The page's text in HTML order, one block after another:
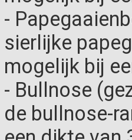
-
sierlijke
mogelijk bij
- Bullnose
de bullnose-